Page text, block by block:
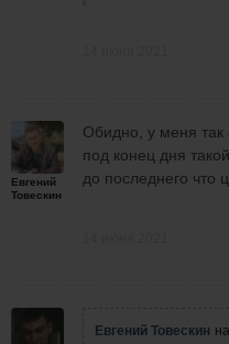
Евгений
Товескин
Обидно, у меня так
под конец дня
до последнего что
Евгений Товескин